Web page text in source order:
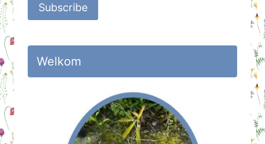
Subscribe
Welkom